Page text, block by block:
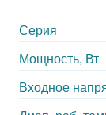
Серия
Мощность, Вт
Входное